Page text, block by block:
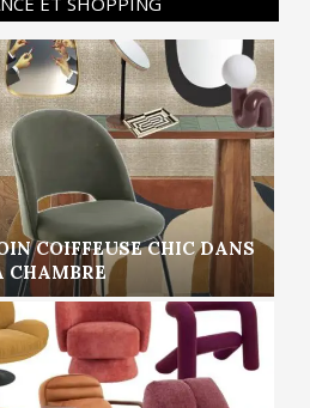
COIFFEUSE CHIC DANS
CHAMBRE